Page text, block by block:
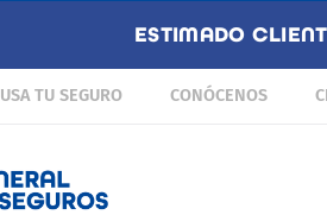
ESTIMADO
USA TU SEGURO CONÓCENOS